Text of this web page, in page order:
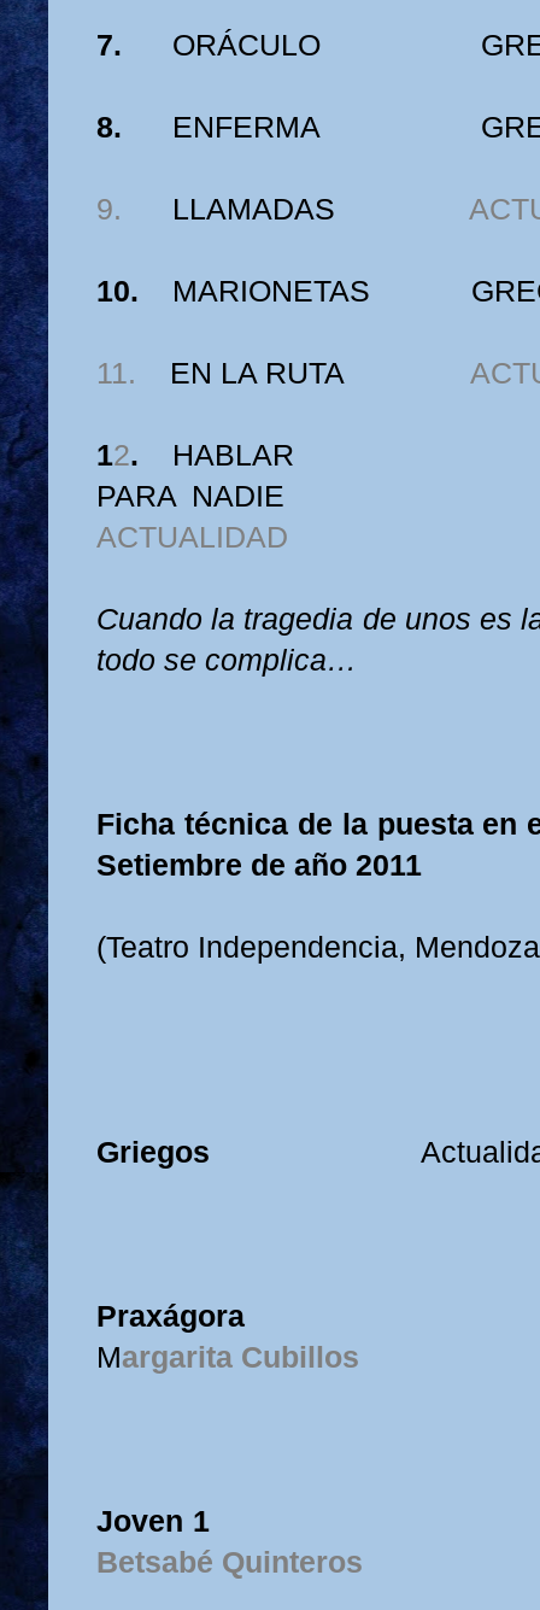
7. ORÁCULO
8. ENFERMA
9. LLAMADAS
10. MARIONETAS
11. EN LA RUTA
12. HABLAR
PARA NADIE
ACTUALIDAD
Cuando la tragedia de unos es
todo se complica…
Ficha técnica de la puesta en
Setiembre de año 2011
(Teatro Independencia,
Griegos
Praxágora
Margarita Cubillos
Joven 1
Betsabé Quinteros